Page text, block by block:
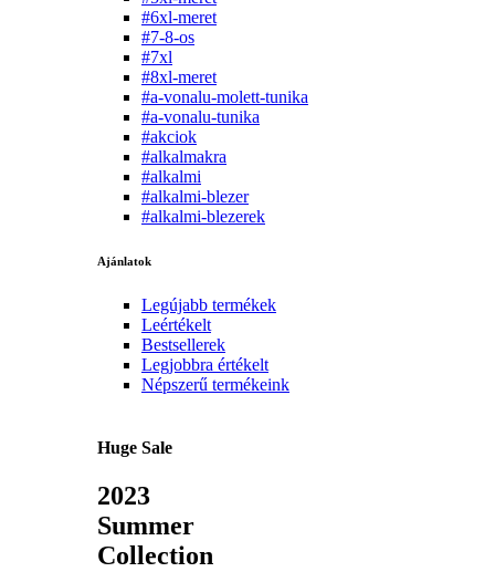
#6xl-meret
#7-8-os
#7xl
#8xl-meret
#a-vonalu-molett-tunika
#a-vonalu-tunika
#akciok
#alkalmakra
#alkalmi
#alkalmi-blezer
#alkalmi-blezerek
Ajánlatok
Legújabb termékek
Leértékelt
Bestsellerek
Legjobbra értékelt
Népszerű termékeink
Huge Sale
2023
Summer
Collection